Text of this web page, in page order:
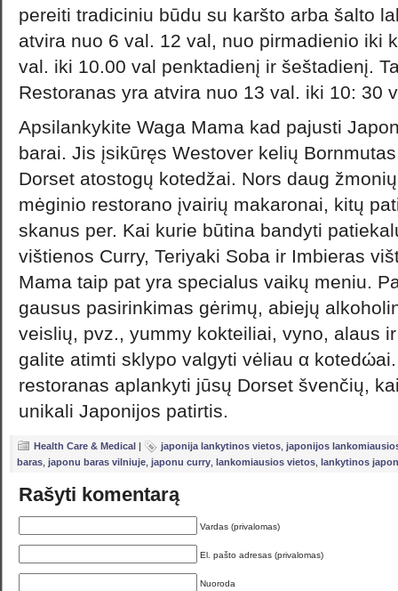
pereiti tradiciniu būdu su karšto arba šalto
atvira nuo 6 val. 12 val, nuo pirmadienio iki
val. iki 10.00 val penktadienį ir šeštadienį.
Restoranas yra atvira nuo 13 val. iki 10: 30
Apsilankykite Waga Mama kad pajusti
barai. Jis įsikūręs Westover kelių
Dorset atostogų kotedžai. Nors daug
mėginio restorano įvairių makaronai, kitų
skanus per. Kai kurie būtina bandyti
vištienos Curry, Teriyaki Soba ir Imbieras
Mama taip pat yra specialus vaikų meniu.
gausus pasirinkimas gėrimų, abiejų
veislių, pvz., yummy kokteiliai, vyno, alaus
galite atimti sklypo valgyti vėliau α
restoranas aplankyti jūsų Dorset švenčių,
unikali Japonijos patirtis.
Health Care & Medical | japonija lankytinos vietos japonijos
baras japonu baras vilniuje japonu curry lankomiausios vietos lankytinos
Rašyti komentarą
Vardas (privalomas)
El. pašto adresas (privalomas)
Nuoroda